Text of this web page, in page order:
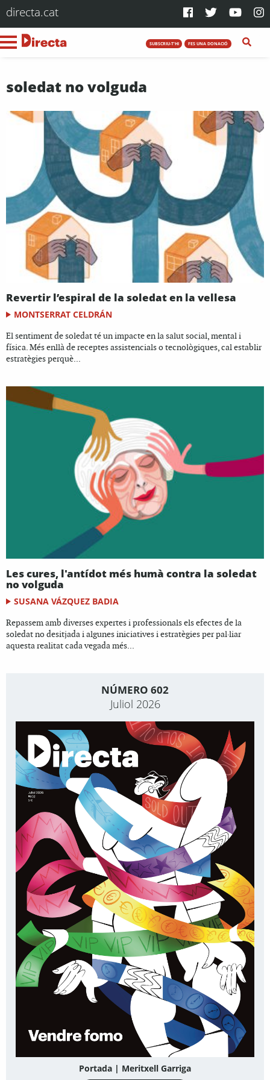
directa.cat
SUBSCRIU-T'HI FES UNA DONACIÓ
soledat no volguda
Revertir l’espiral de la soledat en la vellesa
MONTSERRAT CELDRÁN
El sentiment de soledat té un impacte en la salut social, mental i
física. Més enllà de receptes assistencials o tecnològiques, cal establir
estratègies perquè...
Les cures, l'antídot més humà contra la soledat
no volguda
SUSANA VÁZQUEZ BADIA
Repassem amb diverses expertes i professionals els efectes de la
soledat no desitjada i algunes iniciatives i estratègies per pal·liar
aquesta realitat cada vegada més...
NÚMERO 602
Juliol 2026
Portada | Meritxell Garriga